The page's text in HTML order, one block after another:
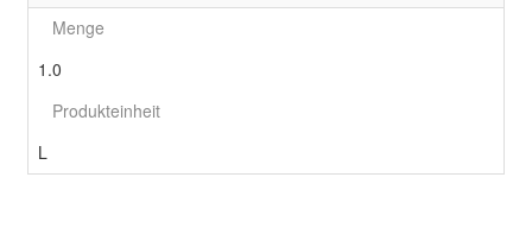
Menge
1.0
Produkteinheit
L